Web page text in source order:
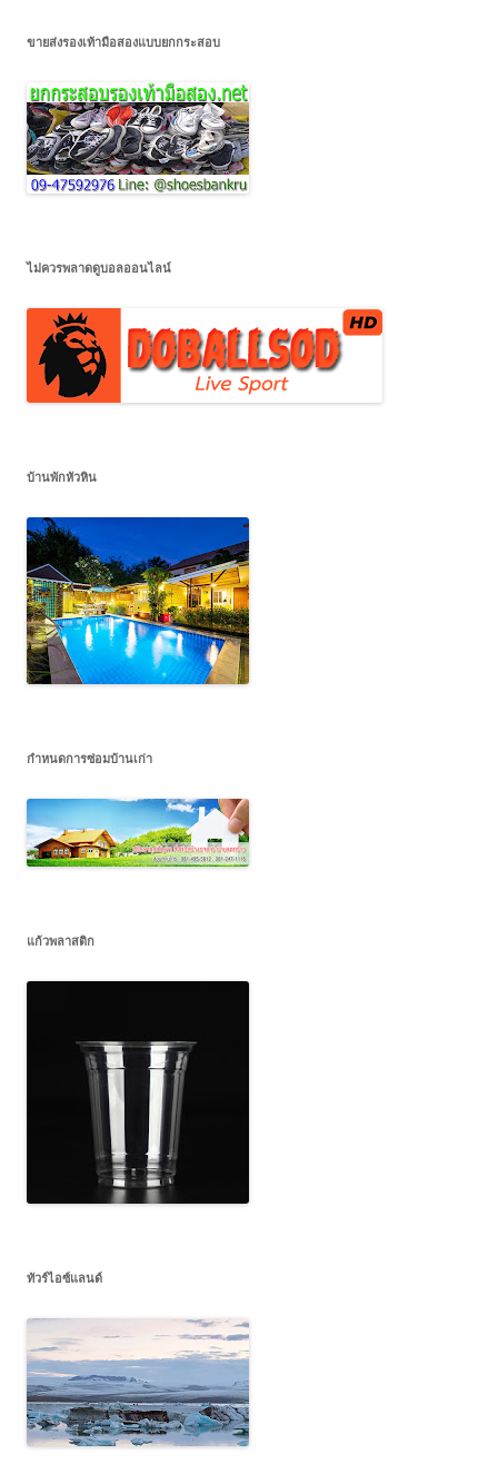
ขายส่งรองเท้ามือสองแบบยกกระสอบ
ไม่ควรพลาดดูบอลออนไลน์
บ้านพักหัวหิน
กำหนดการซ่อมบ้านเก่า
แก้วพลาสติก
ทัวร์ไอซ์แลนด์